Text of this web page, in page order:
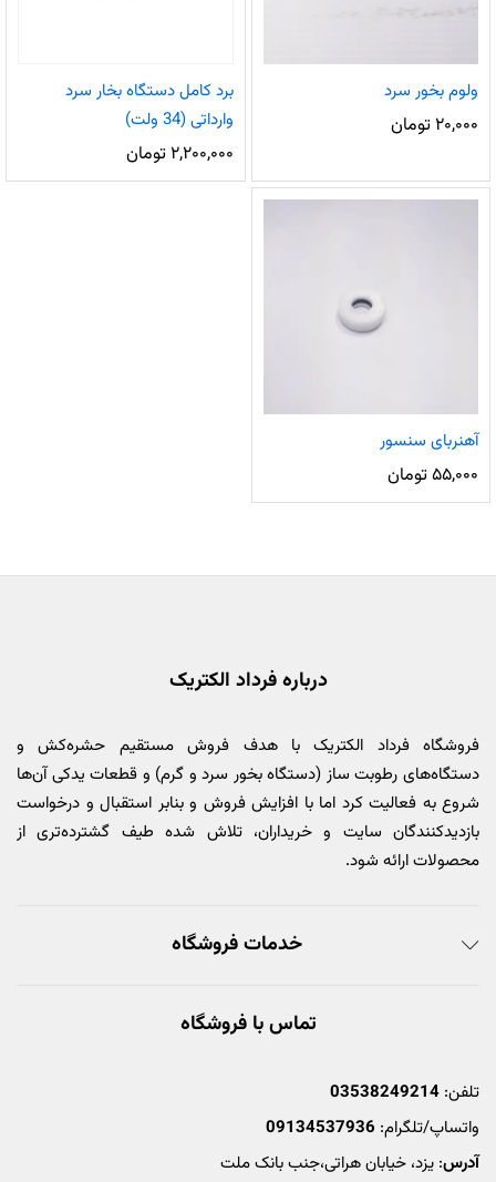
ولوم بخور سرد
۲۰,۰۰۰ تومان
برد کامل دستگاه بخار سرد
وارداتی (34 ولت)
۲,۲۰۰,۰۰۰ تومان
آهنربای سنسور
۵۵,۰۰۰تومان
درباره فرداد الکتریک
فروشگاه فرداد الکتریک با هدف فروش مستقیم حشره‌کش و
دستگاه‌های رطوبت ساز (دستگاه بخور سرد و گرم) و قطعات یدکی آن‌ها
شروع به فعالیت کرد اما با افزایش فروش و بنابر استقبال و درخواست
بازدیدکنندگان سایت و خریداران، تلاش شده طیف گشترده‌تری از
محصولات ارائه شود.
خدمات فروشگاه
تماس با فروشگاه
تلفن: 03538249214
واتساپ/تلگرام: 09134537936
آدرس: یزد، خیابان هراتی،جنب بانک ملت